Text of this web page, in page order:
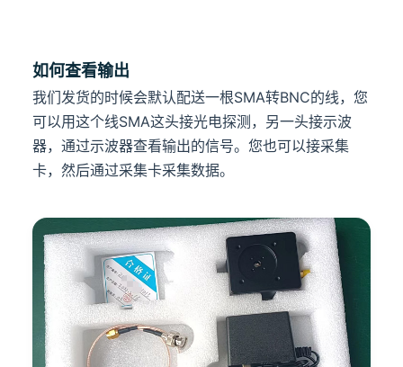
如何查看输出
我们发货的时候会默认配送一根SMA转BNC的线，您
可以用这个线SMA这头接光电探测，另一头接示波
器，通过示波器查看输出的信号。您也可以接采集
卡，然后通过采集卡采集数据。